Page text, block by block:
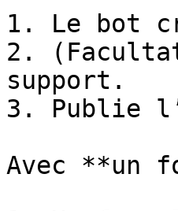
1. Le bot
2.
support.
3. Publie
Avec **un